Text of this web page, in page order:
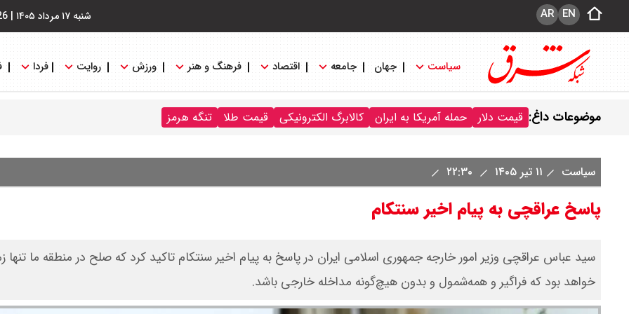
شنبه ۱۷ مرداد ۱۴۰۵ | EN
AR
سیاست جهان جامعه اقتصاد فرهنگ و هنر ورزش روایت فردا
موضوعات داغ: قیمت دلار حمله آمریکا به ایران کالابرگ الکترونیکی قیمت طلا تنگه هرمز
سیاست ۱۱ تیر ۱۴۰۵
پاسخ عراقچی به پیام اخیر سنتکام
سید عباس عراقچی وزیر امور خارجه جمهوری اسلامی ایران در پاسخ به پیام اخیر سنتکام تاکید کرد که صلح در منطقه ما تنها
خواهد بود که فراگیر و همه‌شمول و بدون هیچ‌گونه مداخله خارجی باشد.